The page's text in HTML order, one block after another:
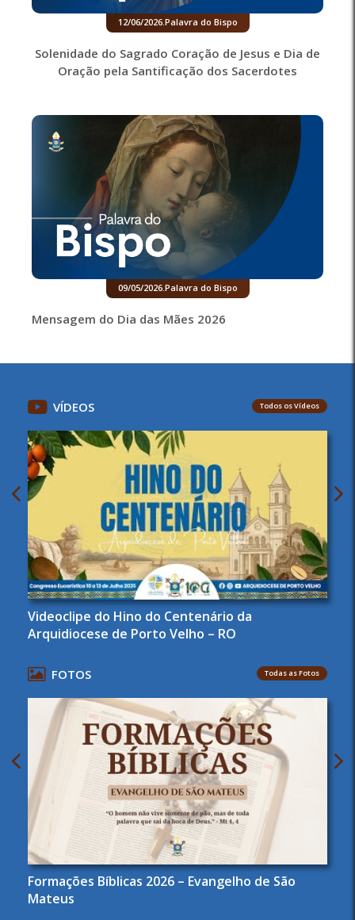
12/06/2026.Palavra do Bispo
Solenidade do Sagrado Coração de Jesus e Dia de
Oração pela Santificação dos Sacerdotes
09/05/2026.Palavra do Bispo
Mensagem do Dia das Mães 2026
VÍDEOS Todos os Vídeos
Videoclipe do Hino do Centenário da
Arquidiocese de Porto Velho – RO
FOTOS Todas as Fotos
Formações Bíblicas 2026 – Evangelho de São
Mateus